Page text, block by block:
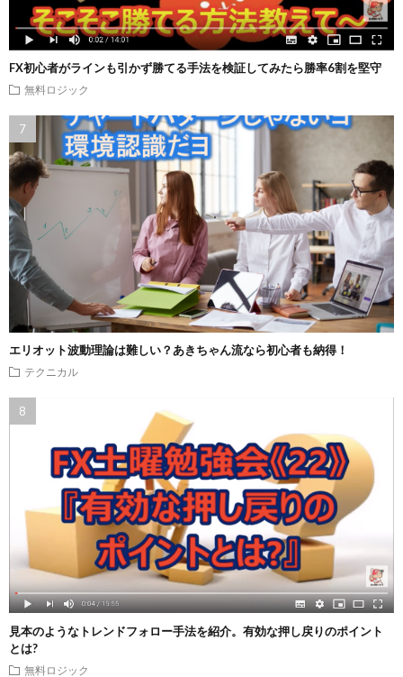
FX初心者がラインも引かず勝てる手法を検証してみたら勝率6割を堅守
無料ロジック
エリオット波動理論は難しい？あきちゃん流なら初心者も納得！
テクニカル
見本のようなトレンドフォロー手法を紹介。有効な押し戻りのポイント
とは?
無料ロジック